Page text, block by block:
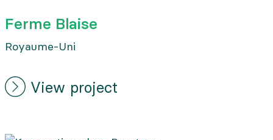
Ferme Blaise
Royaume-Uni
View project